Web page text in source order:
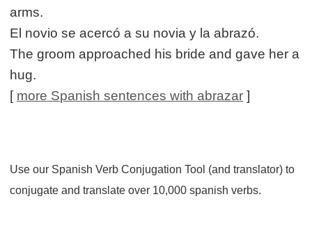
arms.
El novio se acercó a su novia y la abrazó.
The groom approached his bride and gave her a
hug.
[ more Spanish sentences with abrazar ]
Use our Spanish Verb Conjugation Tool (and translator) to
conjugate and translate over 10,000 spanish verbs.